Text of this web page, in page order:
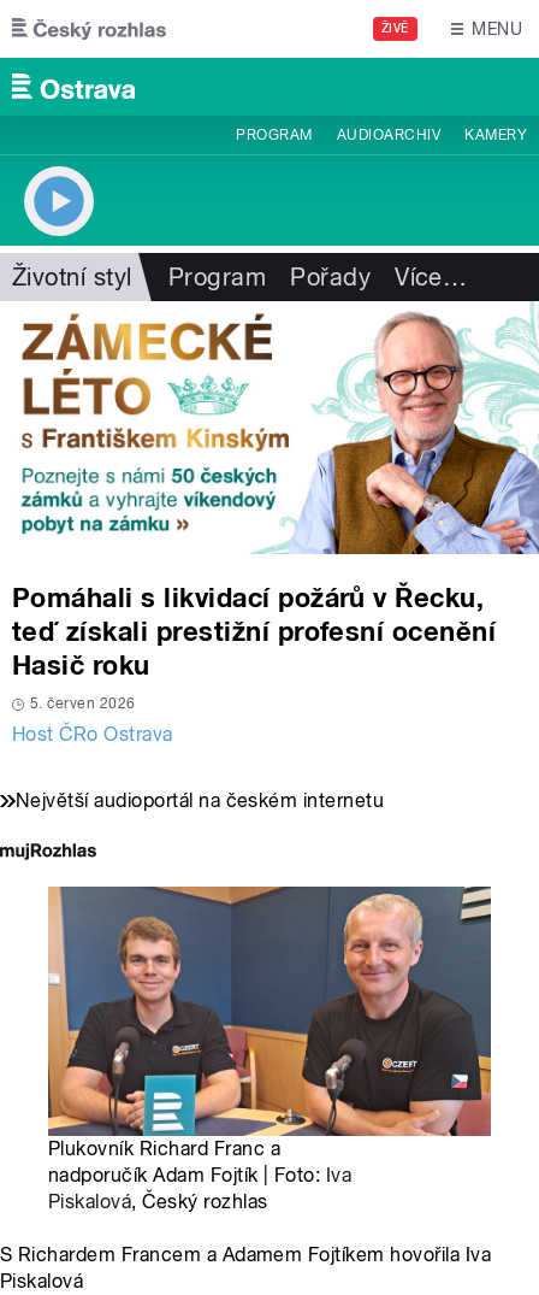
Přejít k hlavnímu obsahu
ŽIVĚ MENU
PROGRAM AUDIOARCHIV KAMERY
Životní styl Program Pořady Více…
Pomáhali s likvidací požárů v Řecku,
teď získali prestižní profesní ocenění
Hasič roku
5. červen 2026
Host ČRo Ostrava
Největší audioportál na českém internetu
Plukovník Richard Franc a
nadporučík Adam Fojtík | Foto: Iva
Piskalová, Český rozhlas
S Richardem Francem a Adamem Fojtíkem hovořila Iva
Piskalová